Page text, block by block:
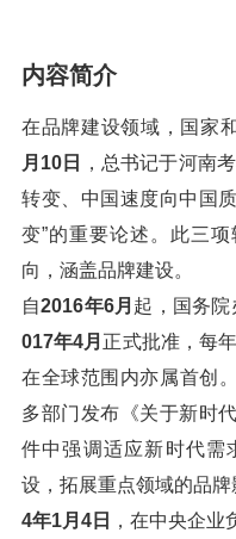
内容简介
在品牌建设领域，国家
月10日
，总书记于河南
转变、中国速度向中国
变”的重要论述。此三
向，涵盖品牌建设。
自2016年6月 起，国务
017年4月 正式批准，每
在全球范围内亦属首创
多部门发布《关于新时
件中强调适应新时代需
设，拓展重点领域的品牌
4年1月4日
，在中央企业